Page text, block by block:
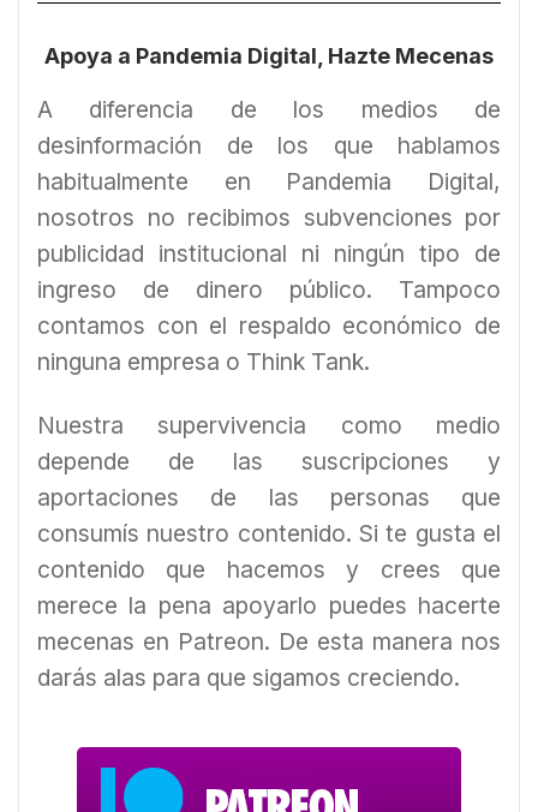
Apoya a Pandemia Digital, Hazte Mecenas
A diferencia de los medios de
desinformación de los que hablamos
habitualmente en Pandemia Digital,
nosotros no recibimos subvenciones por
publicidad institucional ni ningún tipo de
ingreso de dinero público. Tampoco
contamos con el respaldo económico de
ninguna empresa o Think Tank.
Nuestra supervivencia como medio
depende de las suscripciones y
aportaciones de las personas que
consumís nuestro contenido. Si te gusta el
contenido que hacemos y crees que
merece la pena apoyarlo puedes hacerte
mecenas en Patreon. De esta manera nos
darás alas para que sigamos creciendo.